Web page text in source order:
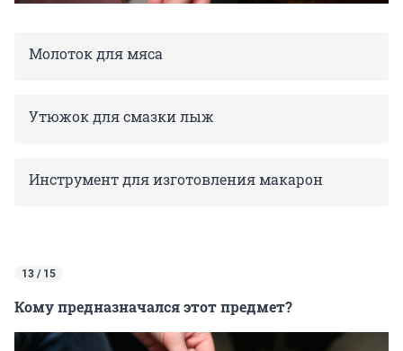
Молоток для мяса
Утюжок для смазки лыж
Инструмент для изготовления макарон
13 / 15
Кому предназначался этот предмет?